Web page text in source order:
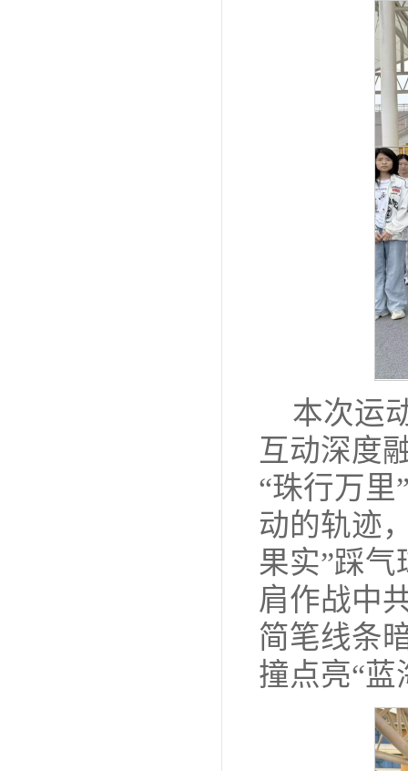
本次运
互动深度
“珠行万
动的轨迹
果实”踩
肩作战中
简笔线条
撞点亮“蓝